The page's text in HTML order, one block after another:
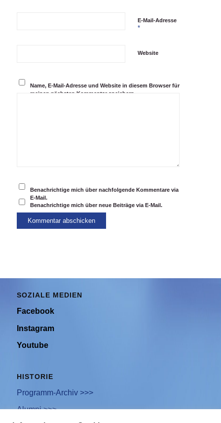
E-Mail-Adresse
*
Website
Name, E-Mail-Adresse und Website in diesem Browser für
meinen nächsten Kommentar speichern.
Benachrichtige mich über nachfolgende Kommentare via
E-Mail.
Benachrichtige mich über neue Beiträge via E-Mail.
SOZIALE MEDIEN
Facebook
Instagram
Youtube
HISTORIE
Programm-Archiv >>>
Alumni >>>